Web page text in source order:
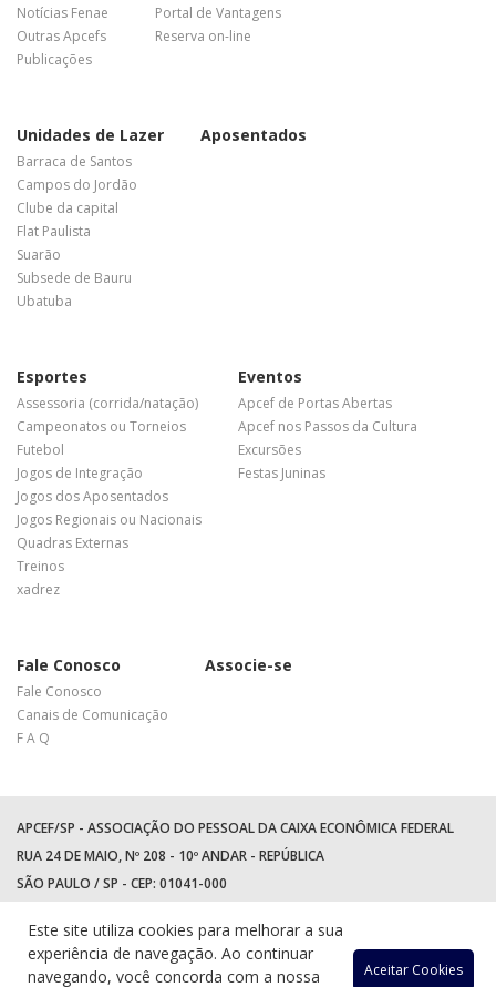
Notícias Fenae
Outras Apcefs
Publicações
Portal de Vantagens
Reserva on-line
Unidades de Lazer
Barraca de Santos
Campos do Jordão
Clube da capital
Flat Paulista
Suarão
Subsede de Bauru
Ubatuba
Aposentados
Esportes
Assessoria (corrida/natação)
Campeonatos ou Torneios
Futebol
Jogos de Integração
Jogos dos Aposentados
Jogos Regionais ou Nacionais
Quadras Externas
Treinos
xadrez
Eventos
Apcef de Portas Abertas
Apcef nos Passos da Cultura
Excursões
Festas Juninas
Fale Conosco
Fale Conosco
Canais de Comunicação
F A Q
Associe-se
APCEF/SP - ASSOCIAÇÃO DO PESSOAL DA CAIXA ECONÔMICA FEDERAL
RUA 24 DE MAIO, Nº 208 - 10º ANDAR - REPÚBLICA
SÃO PAULO / SP - CEP: 01041-000
WhatsApp: (11) 94597-5758
Este site utiliza cookies para melhorar a sua
experiência de navegação. Ao continuar
navegando, você concorda com a nossa
Aceitar Cookies